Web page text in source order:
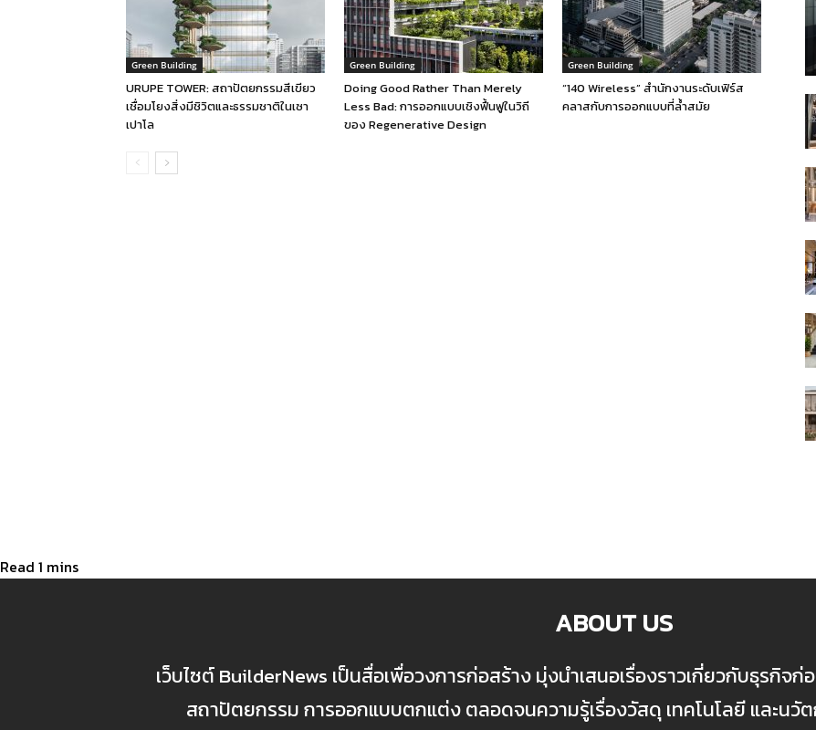
Green Building
URUPE TOWER: สถาปัตยกรรมสีเขียว
เชื่อมโยงสิ่งมีชิวิตและธรรมชาติในเซา
เปาโล
Green Building
Doing Good Rather Than Merely
Less Bad: การออกแบบเชิงฟื้นฟูในวิถี
ของ Regenerative Design
Green Building
“140 Wireless” สำนักงานระดับเฟิร์ส
คลาสกับการออกแบบที่ล้ำสมัย
ABOUT US
เว็บไซต์ BuilderNews เป็นสื่อเพื่อวงการก่อสร้าง มุ่งนำเสนอเรื่องราวเกี่ยวกับธุรกิ
สถาปัตยกรรม การออกแบบตกแต่ง ตลอดจนความรู้เรื่องวัสดุ เทคโนโลยี และนวั